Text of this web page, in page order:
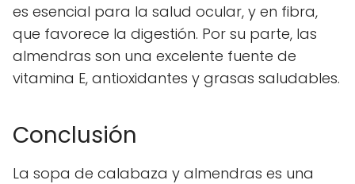
es esencial para la salud ocular, y en fibra,
que favorece la digestión. Por su parte, las
almendras son una excelente fuente de
vitamina E, antioxidantes y grasas saludables.
Conclusión
La sopa de calabaza y almendras es una